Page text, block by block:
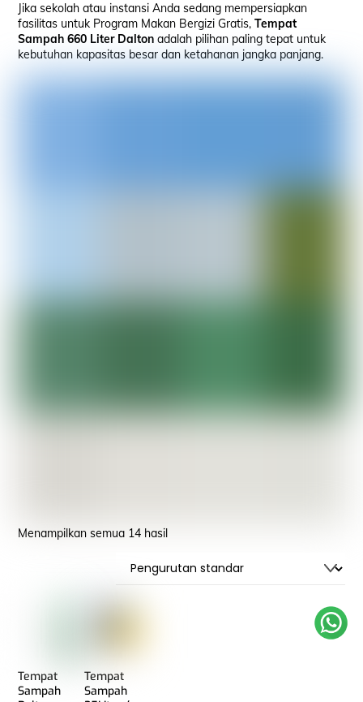
Jika sekolah atau instansi Anda sedang mempersiapkan
fasilitas untuk Program Makan Bergizi Gratis,Tempat
Sampah 660 Liter Dalton adalah pilihan paling tepat untuk
kebutuhan kapasitas besar dan ketahanan jangka panjang.
Menampilkan semua 14 hasil
Tempat
Sampah
Tempat
Sampah